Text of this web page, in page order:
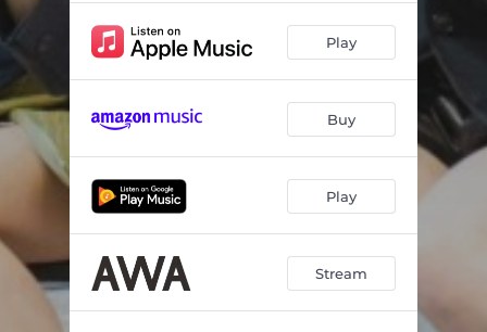
Play
Buy
Play
Stream